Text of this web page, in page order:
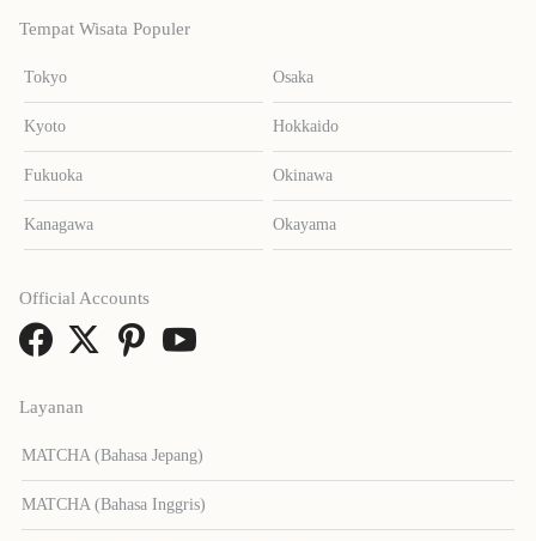
Tempat Wisata Populer
Tokyo Osaka
Kyoto Hokkaido
Fukuoka Okinawa
Kanagawa Okayama
Layanan
MATCHA (Bahasa Jepang)
MATCHA (Bahasa Inggris)
Official Accounts